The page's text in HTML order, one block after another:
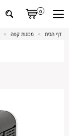
0
דף הבית > מכונות קפה >